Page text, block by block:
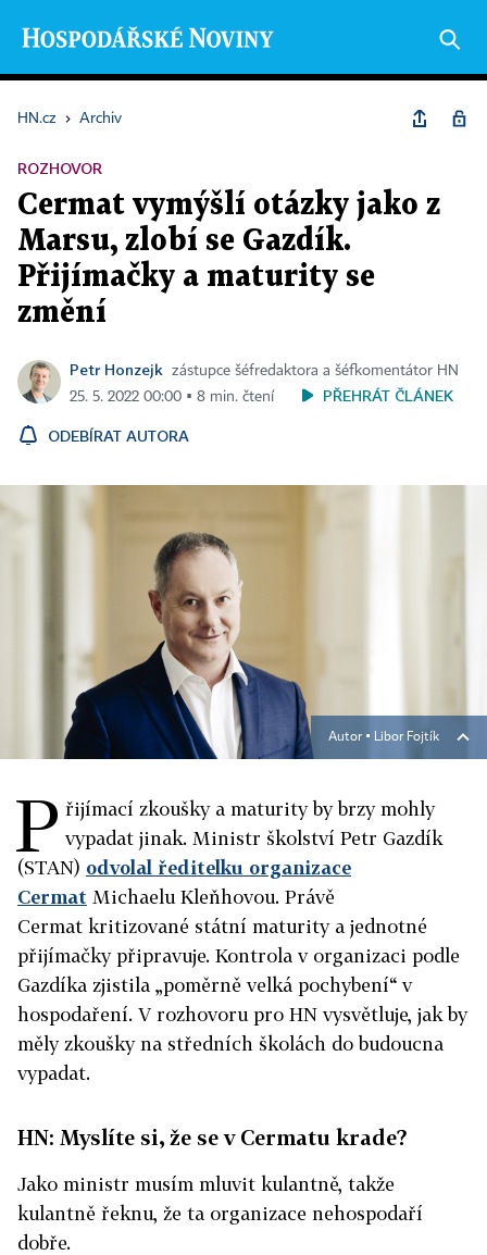
HN.cz › Archiv
ROZHOVOR
Cermat vymýšlí otázky jako z
Marsu, zlobí se Gazdík.
Přijímačky a maturity se
změní
Petr Honzejk
zástupce šéfredaktora a šéfkomentátor HN
25. 5. 2022 00:00 ▪ 8 min. čtení
PŘEHRÁT ČLÁNEK
ODEBÍRAT AUTORA
Autor ▪ Libor Fojtík
P řijímací zkoušky a maturity by brzy mohly
vypadat jinak. Ministr školství Petr Gazdík
(STAN) odvolal ředitelku organizace
Cermat Michaelu Kleňhovou. Právě
Cermat kritizované státní maturity a jednotné
přijímačky připravuje. Kontrola v organizaci podle
Gazdíka zjistila „poměrně velká pochybení“ v
hospodaření. V rozhovoru pro HN vysvětluje, jak by
měly zkoušky na středních školách do budoucna
vypadat.
HN: Myslíte si, že se v Cermatu krade?
Jako ministr musím mluvit kulantně, takže
kulantně řeknu, že ta organizace nehospodaří
dobře.